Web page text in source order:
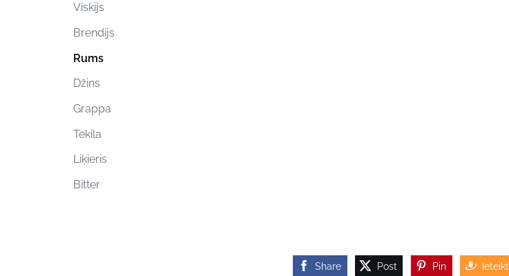
Viskijs
Brendijs
Rums
Džins
Grappa
Tekila
Liķieris
Bitter
Share Post Pin Ieteikt